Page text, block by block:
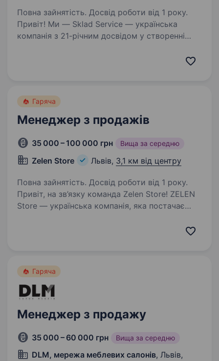
Повна зайнятість. Досвід роботи від 1 року.
Привіт! Ми — Sklad Service — українська
компанія з 21-річним досвідом у створенні
заснування у 2005 році ми пройшли шлях від
Гаряча
Менеджер з продажів
35 000 – 100 000 грн Вища за середню
Zelen Store Львів, 3,1 км від центру
Повна зайнятість. Досвід роботи від 1 року.
Привіт, на зв’язку команда Zelen Store! ZELEN
Store — українська компанія, яка постачає
та сучасну техніку для військових, силових
Гаряча
Менеджер з продажу
35 000 – 60 000 грн Вища за середню
DLM, мережа меблевих салонів, Львів,